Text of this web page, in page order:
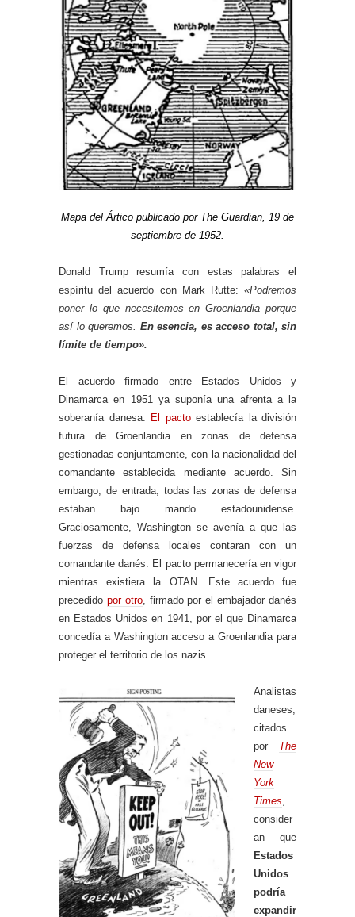
Mapa del Ártico publicado por The Guardian, 19 de
septiembre de 1952.
Donald Trump resumía con estas palabras el
espíritu del acuerdo con Mark Rutte: «Podremos
poner lo que necesitemos en Groenlandia porque
así lo queremos. En esencia, es acceso total, sin
límite de tiempo».
El acuerdo firmado entre Estados Unidos y
Dinamarca en 1951 ya suponía una afrenta a la
soberanía danesa. El pactoestablecía la división
futura de Groenlandia en zonas de defensa
gestionadas conjuntamente, con la nacionalidad del
comandante establecida mediante acuerdo. Sin
embargo, de entrada, todas las zonas de defensa
estaban bajo mando estadounidense.
Graciosamente, Washington se avenía a que las
fuerzas de defensa locales contaran con un
comandante danés. El pacto permanecería en vigor
mientras existiera la OTAN. Este acuerdo fue
precedido por otro, firmado por el embajador danés
en Estados Unidos en 1941, por el que Dinamarca
concedía a Washington acceso a Groenlandia para
proteger el territorio de los nazis.
Analistas
daneses,
citados
por The
New
York
Times
consider
an que
Estados
Unidos
podría
expandir